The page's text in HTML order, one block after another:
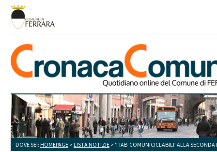
DOVE SEI: HOMEPAGE > LISTA NOTIZIE > 'FIAB-COMUNICICLABILI' ALLA SECONDA